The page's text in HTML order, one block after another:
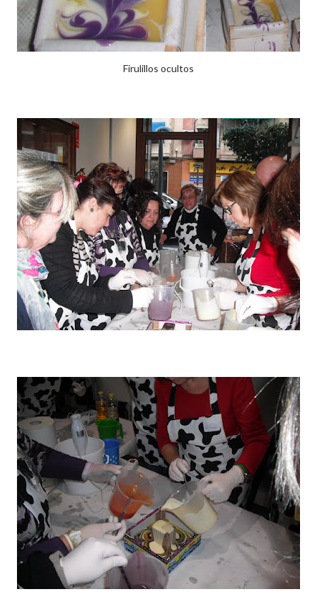
Firulillos ocultos